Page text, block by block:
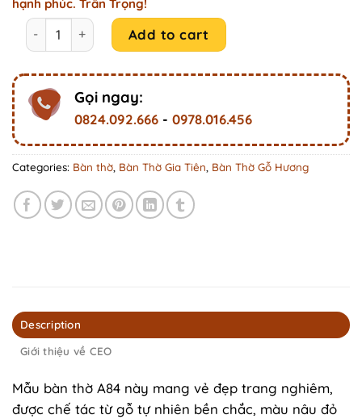
hạnh phúc. Trân Trọng!
Mẫu bàn thờ đẹp trang nghiêm mẫu mới nhất A84
Add to cart
Gọi ngay:
0824.092.666- 0978.016.456
Categories: Bàn thờ Bàn Thờ Gia Tiên Bàn Thờ Gỗ Hương
Description
Giới thiệu về CEO
Mẫu bàn thờ A84 này mang vẻ đẹp trang nghiêm,
được chế tác từ gỗ tự nhiên bền chắc, màu nâu đỏ